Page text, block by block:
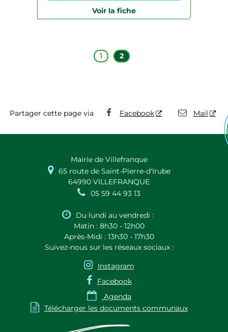
Voir la fiche
1 2
Partager cette page via Facebook Mail
Mairie de Villefranque
 65 route de Saint-Pierre-d'Irube
64990 VILLEFRANQUE
 05 59 44 93 13

Du lundi au vendredi :
Matin : 8h30 - 12h00
Après-Midi : 13h30 - 17h30
Suivez-nous sur les réseaux sociaux :
 Instagram
 Facebook
 Agenda
 Télécharger les documents communaux